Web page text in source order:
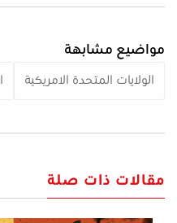
مواضيع مشابهة
الولايات المتحدة الامريكية
مقالات ذات صلة